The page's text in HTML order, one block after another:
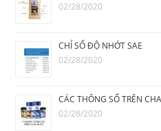
02/28/2020
CHỈ SỐ ĐỘ NHỚT SAE
02/28/2020
CÁC THÔNG SỐ TRÊN
02/28/2020